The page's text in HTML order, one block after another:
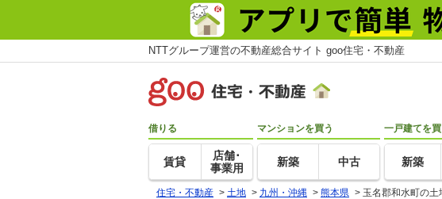
NTTグループ運営の不動産総合サイト goo住宅・不動産
借りる
賃貸
店舗･
事業用
マンションを買う
新築 中古
一戸建てを買
新築
住宅・不動産 > 土地 > 九州・沖縄 > 熊本県 > 玉名郡和水町の土